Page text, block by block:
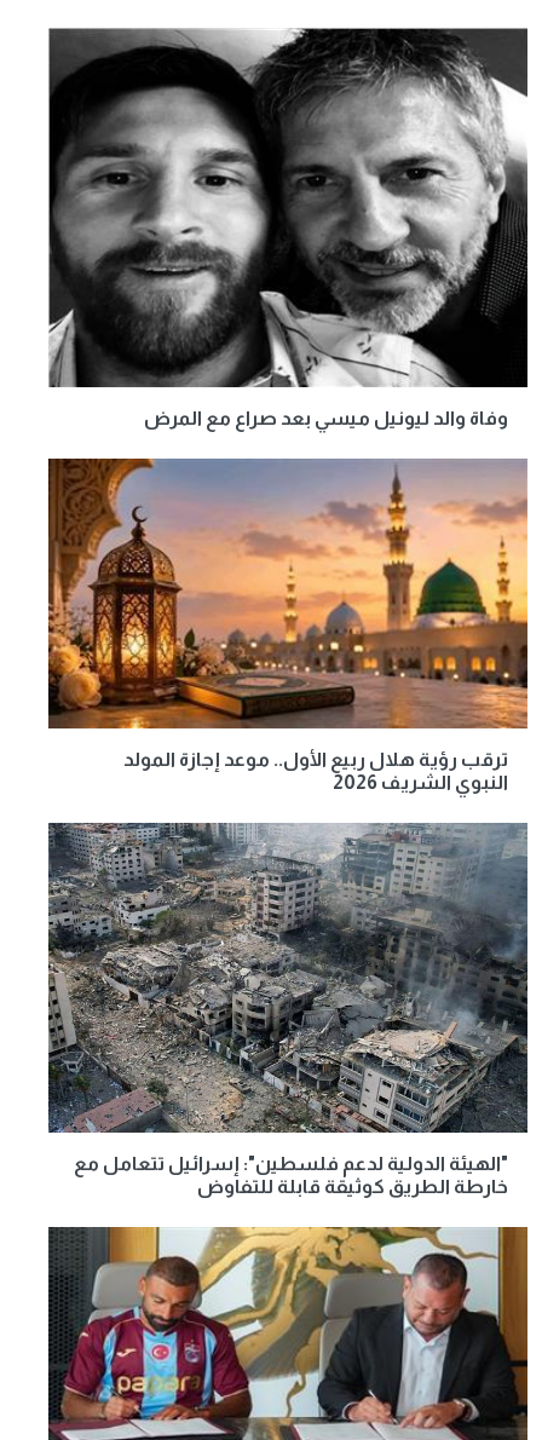
وفاة والد ليونيل ميسي بعد صراع مع المرض
ترقب رؤية هلال ربيع الأول.. موعد إجازة المولد
النبوي الشريف 2026
"الهيئة الدولية لدعم فلسطين": إسرائيل تتعامل مع
خارطة الطريق كوثيقة قابلة للتفاوض